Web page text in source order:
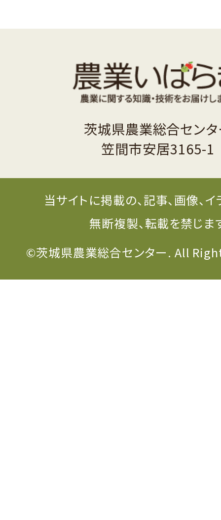
茨城県農業総合セン
笠間市安居3165-1
当サイトに掲載の、記事、画像、
無断複製、転載を禁じま
©茨城県農業総合センター. All